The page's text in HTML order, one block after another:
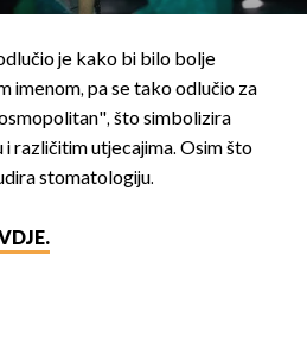
je kako bi bilo bolje
imenom, pa se tako odlučio za
što simbolizira
različitim utjecajima. Osim što
stomatologiju.